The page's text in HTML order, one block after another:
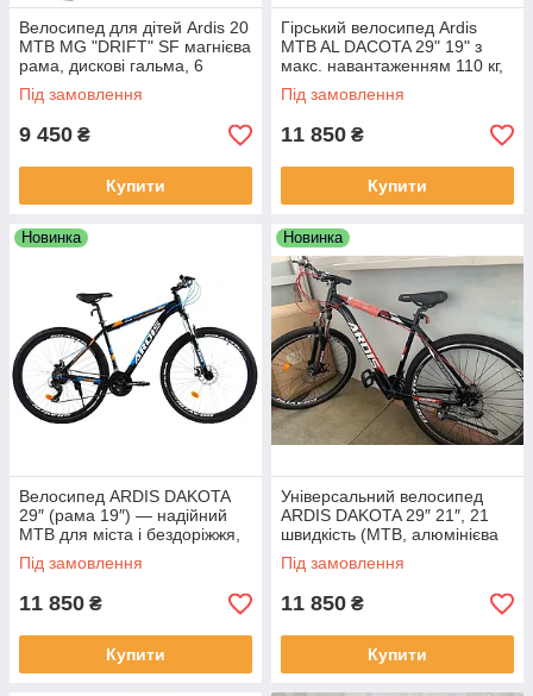
Велосипед для дітей Ardis 20
MTB MG "DRIFT" SF магнієва
рама, дискові гальма, 6
швидкостей, синьо-жовтого
кольору
Під замовлення
9 450 ₴
Купити
Гірський велосипед Ardis
MTB AL DACOTA 29" 19" з
макс. навантаженням 110 кг,
чорно-червоного кольору
Під замовлення
11 850 ₴
Купити
Новинка
Велосипед ARDIS DAKOTA
29″ (рама 19″) — надійний
MTB для міста і бездоріжжя,
чорно-синього кольору
Під замовлення
11 850 ₴
Купити
Новинка
Універсальний велосипед
ARDIS DAKOTA 29″ 21″, 21
швидкість (MTB, алюмінієва
рама), чорно-червоний колір
Під замовлення
11 850 ₴
Купити